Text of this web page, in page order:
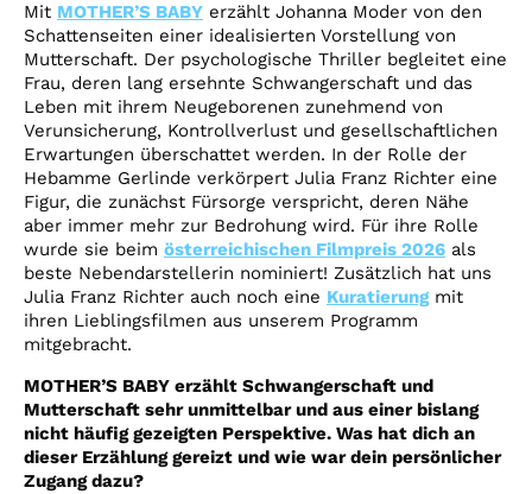
Mit MOTHER’S BABY erzählt Johanna Moder von den
Schattenseiten einer idealisierten Vorstellung von
Mutterschaft. Der psychologische Thriller begleitet eine
Frau, deren lang ersehnte Schwangerschaft und das
Leben mit ihrem Neugeborenen zunehmend von
Verunsicherung, Kontrollverlust und gesellschaftlichen
Erwartungen überschattet werden. In der Rolle der
Hebamme Gerlinde verkörpert Julia Franz Richter eine
Figur, die zunächst Fürsorge verspricht, deren Nähe
aber immer mehr zur Bedrohung wird. Für ihre Rolle
wurde sie beim österreichischen Filmpreis 2026 als
beste Nebendarstellerin nominiert! Zusätzlich hat uns
Julia Franz Richter auch noch eine Kuratierungmit
ihren Lieblingsfilmen aus unserem Programm
mitgebracht.
MOTHER’S BABY erzählt Schwangerschaft und
Mutterschaft sehr unmittelbar und aus einer bislang
nicht häufig gezeigten Perspektive. Was hat dich an
dieser Erzählung gereizt und wie war dein persönlicher
Zugang dazu?